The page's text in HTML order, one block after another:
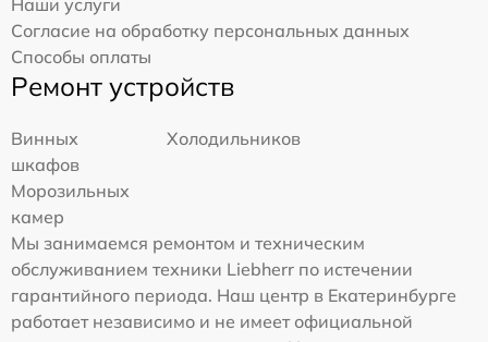
Согласие на обработку персональных данных
Способы оплаты
Ремонт устройств
Винных
шкафов
Холодильников
Морозильных
камер
Мы занимаемся ремонтом и техническим
обслуживанием техники Liebherr по истечении
гарантийного периода. Наш центр в Екатеринбурге
работает независимо и не имеет официальной